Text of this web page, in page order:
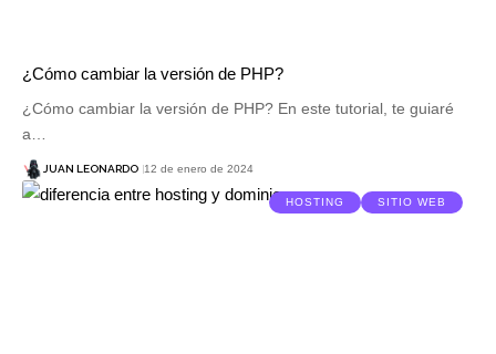
¿Cómo cambiar la versión de PHP?
¿Cómo cambiar la versión de PHP? En este tutorial, te guiaré
a…
JUAN LEONARDO 12 de enero de 2024
HOSTING SITIO WEB